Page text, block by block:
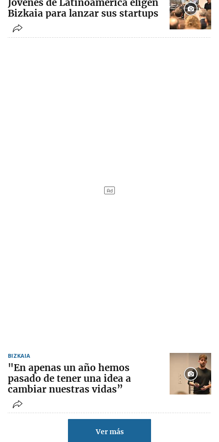
Jóvenes de Latinoamérica eligen
Bizkaia para lanzar sus startups
BIZKAIA
"En apenas un año hemos
pasado de tener una idea a
cambiar nuestras vidas”
Ver más